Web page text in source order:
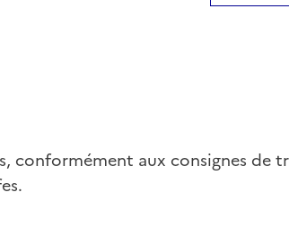
conformément aux consignes de